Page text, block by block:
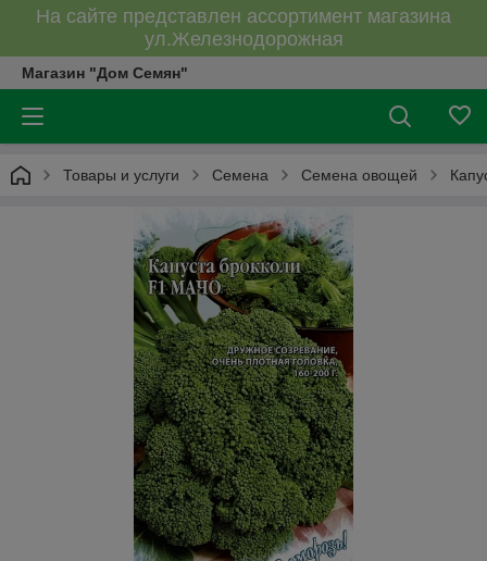
На сайте представлен ассортимент магазина
ул.Железнодорожная
Магазин "Дом Семян"
Товары и услуги Семена Семена овощей